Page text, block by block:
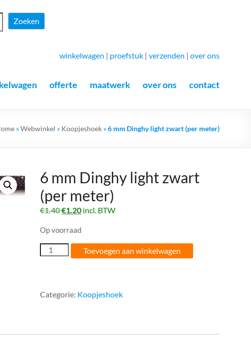
Zoeken
winkelwagen | proefstuk | verzenden | over ons
offerte maatwerk over ons contact
»Webwinkel » Koopjeshoek »6 mm Dinghy light zwart (per meter)
6 mm Dinghy light zwart
(per meter)
€1.40Oorspronkelijke
was:
€1.40.
€1.20Huidige
is:
€1.20.
incl. BTW
Op voorraad
mm
(per
Toevoegen aan winkelwagen
Categorie: Koopjeshoek